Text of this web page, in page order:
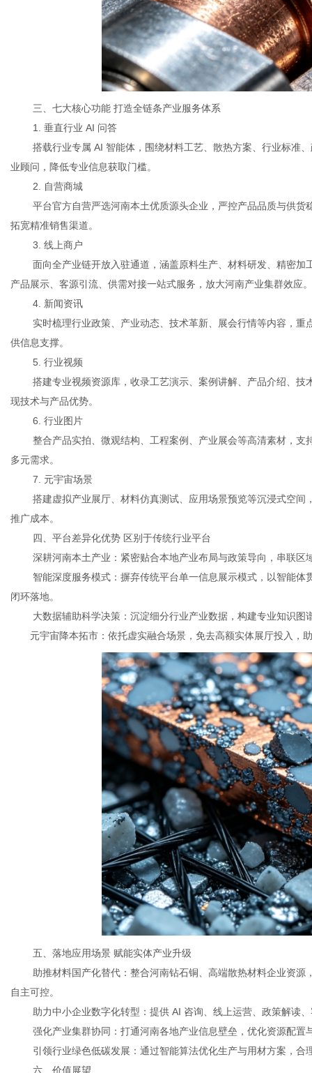
三、七大核心功能 打造全链条产业服务体系
1. 垂直行业 AI 问答
搭载行业专属 AI 智能体，围绕材料工艺、散热方案、行业标准
业顾问，降低专业信息获取门槛。
2. 自营商城
平台官方自营严选河南本土优质源头企业，严控产品品质与供
拓宽精准销售渠道。
3. 线上商户
面向全产业链开放入驻通道，涵盖原料生产、材料研发、精密
产品展示、客源引流、供需对接一站式服务，放大河南产业集群效应。
4. 新闻资讯
实时梳理行业政策、产业动态、技术革新、展会行情等内容，
供信息支撑。
5. 行业视频
搭建专业视频资源库，收录工艺演示、案例讲解、产品介绍、
现技术与产品优势。
6. 行业图片
整合产品实拍、微观结构、工程案例、产业展会等高清素材，
多元需求。
7. 元宇宙场景
搭建虚拟产业展厅、材料仿真测试、应用场景预览等沉浸式空
推广成本。
四、平台差异化优势 区别于传统行业平台
深耕河南本土产业：紧密贴合本地产业布局与政策导向，串联
智能深度服务模式：摒弃传统平台单一信息展示模式，以智能
闭环落地。
大数据辅助科学决策：沉淀细分行业产业数据，构建专业知识
元宇宙降本拓市：依托虚实融合场景，免去高额实体展厅投入，
五、落地应用场景 赋能实体产业升级
助推材料国产化替代：整合河南钻石铜、高端散热材料企业资
自主可控。
助力中小企业数字化转型：提供 AI 咨询、线上运营、政策解读
强化产业集群协同：打通河南各地产业信息壁垒，优化资源配置
引领行业绿色低碳发展：通过智能算法优化生产与用材方案，合
六、价值展望